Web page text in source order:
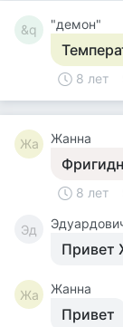
&q "демон"
8 лет
Жа Жанна
8 лет
Эд
Привет
Жа Жанна
Привет